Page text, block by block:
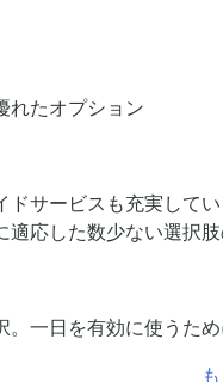
れたオプション
ドサービスも充実して
応した数少ない選択肢
。一日を有効に使うた